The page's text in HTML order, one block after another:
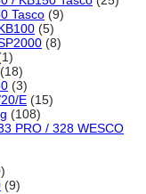
Tasco (9)
(5)
(8)
(18)
(3)
E (15)
(108)
PRO / 328 WESCO
(9)